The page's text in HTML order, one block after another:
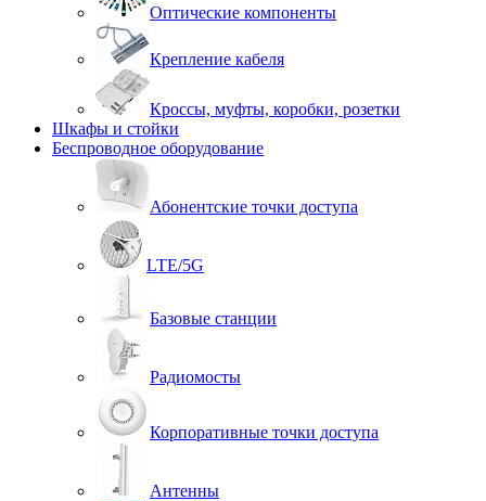
Оптические компоненты
Крепление кабеля
Кроссы, муфты, коробки, розетки
Шкафы и стойки
Беспроводное оборудование
Абонентские точки доступа
LTE/5G
Базовые станции
Радиомосты
Корпоративные точки доступа
Антенны